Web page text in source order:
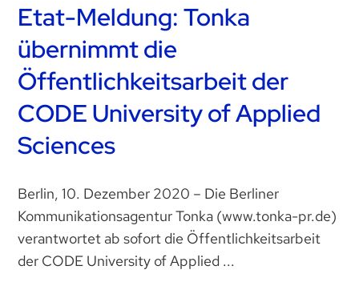
Etat-Meldung: Tonka
übernimmt die
Öffentlichkeitsarbeit der
CODE University of Applied
Sciences
Berlin, 10. Dezember 2020 – Die Berliner
Kommunikationsagentur Tonka (www.tonka-pr.de)
verantwortet ab sofort die Öffentlichkeitsarbeit
der CODE University of Applied ...